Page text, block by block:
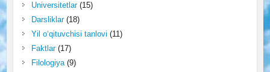
Universitetlar(15)
Darsliklar(18)
Yil o‘qituvchisi tanlovi (11)
Faktlar(17)
Filologiya(9)